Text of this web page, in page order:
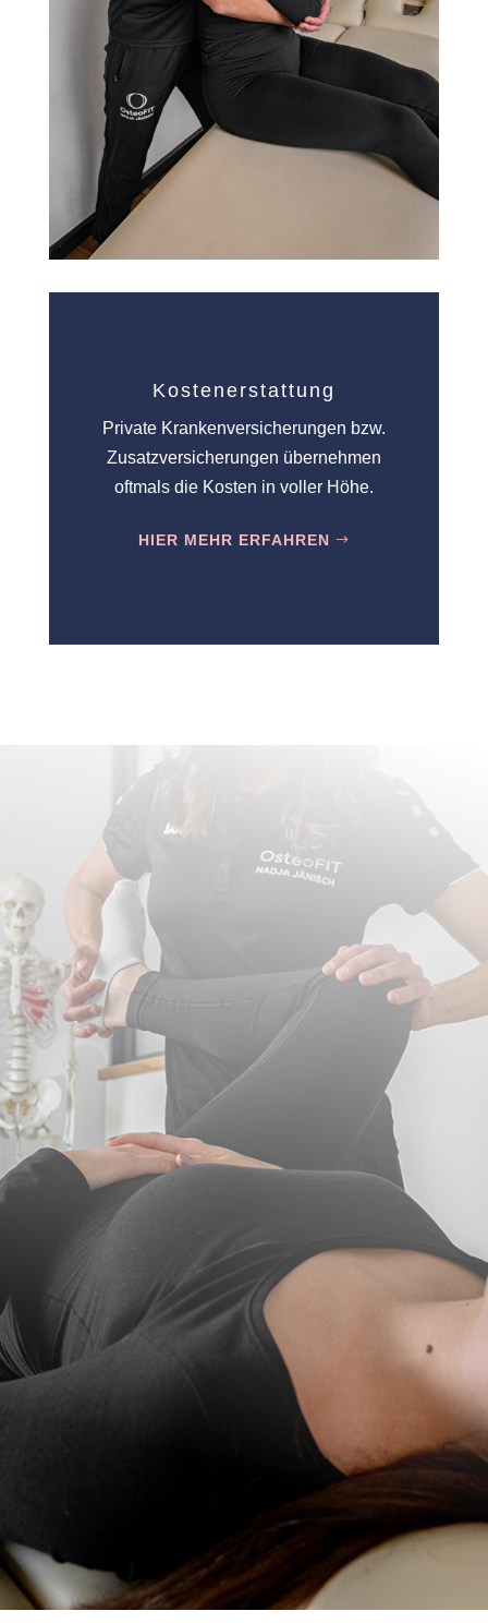
Kostenerstattung
Private Krankenversicherungen bzw.
Zusatzversicherungen übernehmen
oftmals die Kosten in voller Höhe.
HIER MEHR ERFAHREN